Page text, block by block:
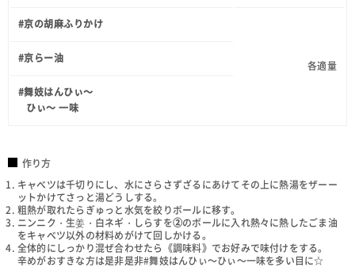
#京の胡麻ふりかけ
各適量
#京らー油
#舞妓はんひぃ～
ひぃ～ 一味
作り方
キャベツは千切りにし、水にさらさずざるにあけてその上に熱湯をザーー
ットかけてさっと湯どうしする。
粗熱が取れたらぎゅっと水気を絞りボールに移す。
ニンニク・生姜・白ネギ・しらすを②のボールに入れ熱々に熱したごま油
をキャベツ以外の材料めがけて回しかける。
全体的にしっかり混ぜ合わせたら《調味料》でお好みで味付けをする。
辛めがおすきな方は是非是非#舞妓はんひぃ～ひぃ～一味を多い目に☆